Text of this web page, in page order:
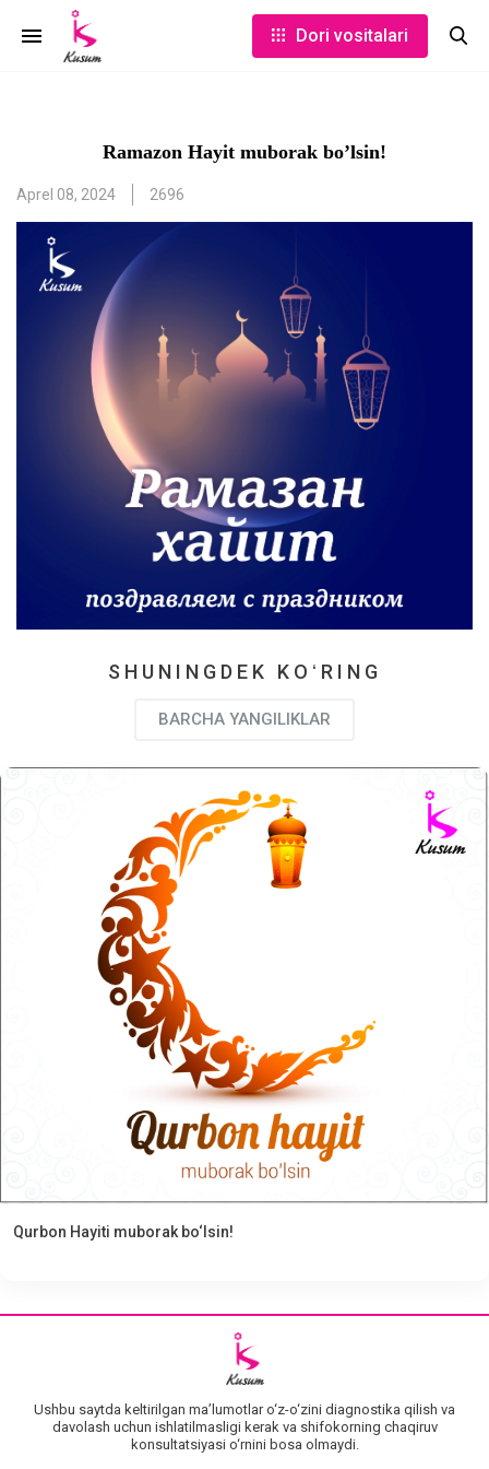
Dori vositalari
Ramazon Hayit muborak bo’lsin!
Aprel 08, 2024 2696
SHUNINGDEK KOʻRING
BARCHA YANGILIKLAR
Qurbon Hayiti muborak bo‘lsin!
Ushbu saytda keltirilgan maʼlumotlar o‘z-o‘zini diagnostika qilish va
davolash uchun ishlatilmasligi kerak va shifokorning chaqiruv
konsultatsiyasi o‘rnini bosa olmaydi.